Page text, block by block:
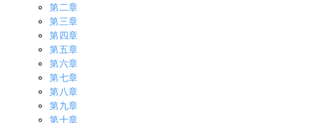
第二章
第三章
第四章
第五章
第六章
第七章
第八章
第九章
第十章